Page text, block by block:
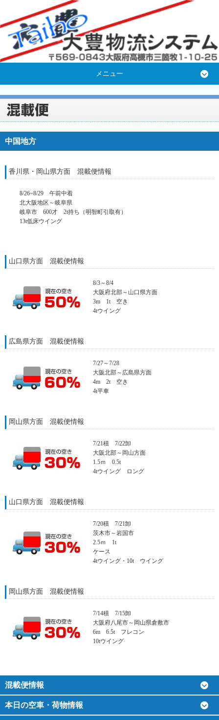
メニュー
中国地方
香川県・岡山県方面 混載便情報
8/26~8/29 午前中着
北大阪地区～岐阜県
岐阜市 600才 2t持ち（明智町引取有）
13t低床ウイング
山口県方面 混載便情報
8/3～8/4
大阪府北部～山口県方面
3m 1t 空き
4tウイング
広島県方面 混載便情報
7/27～7/28
大阪北部～広島県方面
4m 2t 空き
4t平車
岡山県方面 混載便情報
7/21積 7/22卸
大阪北部～岡山方面
1.5ｍ 0.5t
4tウイング ロング
山口県方面 混載便情報
7/20積 7/21卸
茨木市～岩国市
2.5ｍ 1t
ケース
4tウイング・10t ウイング
岡山県方面 混載便情報
7/14積 7/15卸
大阪府八尾市～岡山県倉敷市
6m 6.5t フレコン
10tウイング
混載便情報
本日の空車・荷物情報